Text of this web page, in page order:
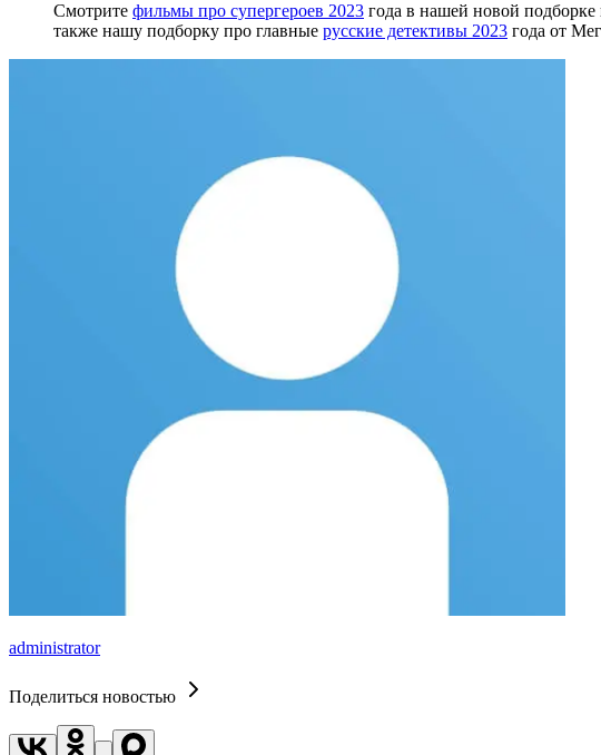
Смотрите фильмы про супергероев 2023 года в нашей новой
также нашу подборку про главные русские детективы 2023 года от
administrator
Поделиться новостью